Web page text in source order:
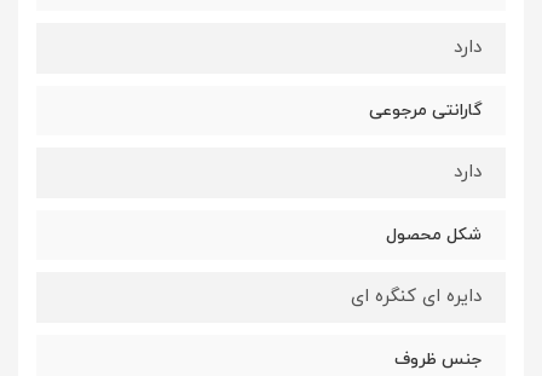
دارد
گارانتی مرجوعی
دارد
شکل محصول
دایره ای کنگره ای
جنس ظروف